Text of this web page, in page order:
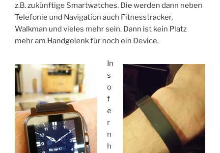
z.B. zukünftige Smartwatches. Die werden dann neben
Telefonie und Navigation auch Fitnesstracker,
Walkman und vieles mehr sein. Dann ist kein Platz
mehr am Handgelenk für noch ein Device.
In
s
o
f
e
r
n
h